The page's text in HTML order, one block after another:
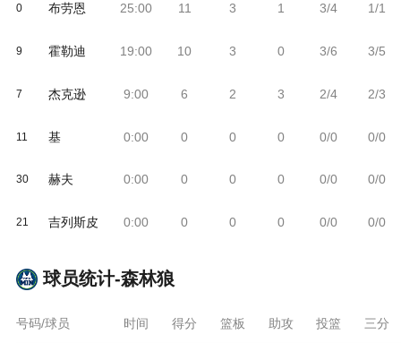
0 布劳恩
9 霍勒迪
7 杰克逊
11 基
30 赫夫
21 吉列斯皮
25:00
19:00
9:00
0:00
0:00
0:00
11
10
6
0
0
0
3
3
2
0
0
0
1
0
3
0
0
0
3/4
3/6
2/4
0/0
0/0
0/0
1/1
3/5
2/3
0/0
0/0
0/0
球员统计-森林狼
号码/球员 时间 得分 篮板 助攻 投篮 三分